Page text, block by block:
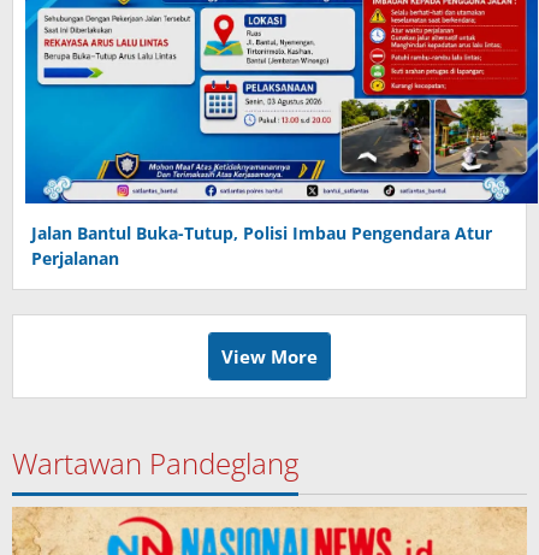
Jalan Bantul Buka-Tutup, Polisi Imbau Pengendara Atur
Perjalanan
View More
Wartawan Pandeglang